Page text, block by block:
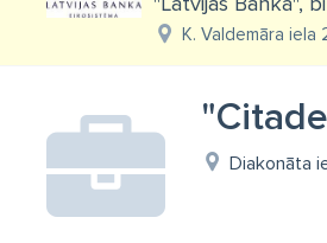
K. Valdemāra iela
Diakonāta